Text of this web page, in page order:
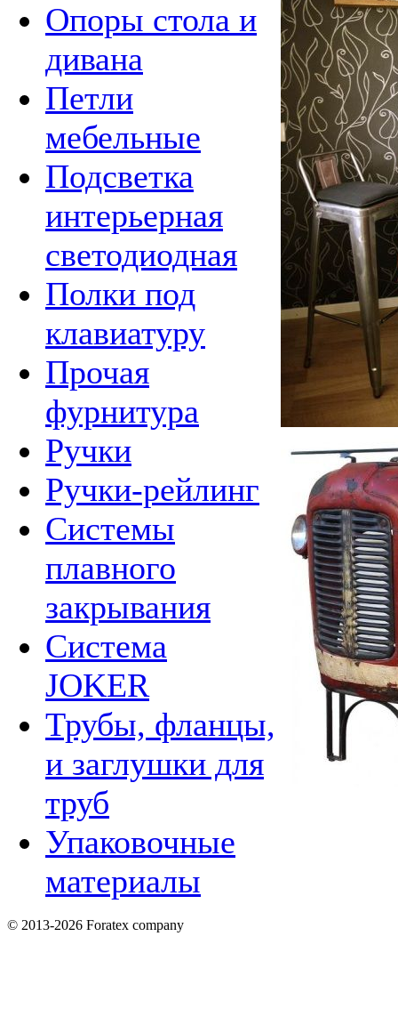
Опоры стола и
дивана
Петли
мебельные
Подсветка
интерьерная
светодиодная
Полки под
клавиатуру
Прочая
фурнитура
Ручки
Ручки-рейлинг
Системы
плавного
закрывания
Система
JOKER
Трубы, фланцы,
и заглушки для
труб
Упаковочные
материалы
© 2013-2026 Foratex company